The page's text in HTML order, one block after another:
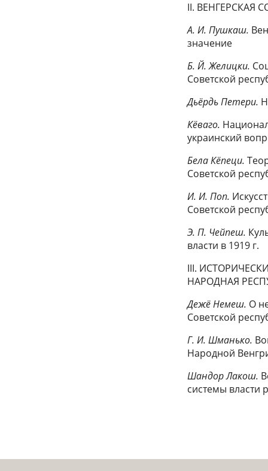
II. ВЕНГЕРСКАЯ
А. И. Пушкаш.
значение
Б. Й. Желицки.
Советской
Дьёрдь Петери.
Кёваго.
украинский
Бела Кёпеци.
Советской
И. И. Поп.
Советской
Э. П. Чейпеш.
власти в 1919 г.
III.
НАРОДНАЯ
Дежё Немеш. О
Советской
Г. И. Шманько.
Народной
Шандор Лакош.
системы власти